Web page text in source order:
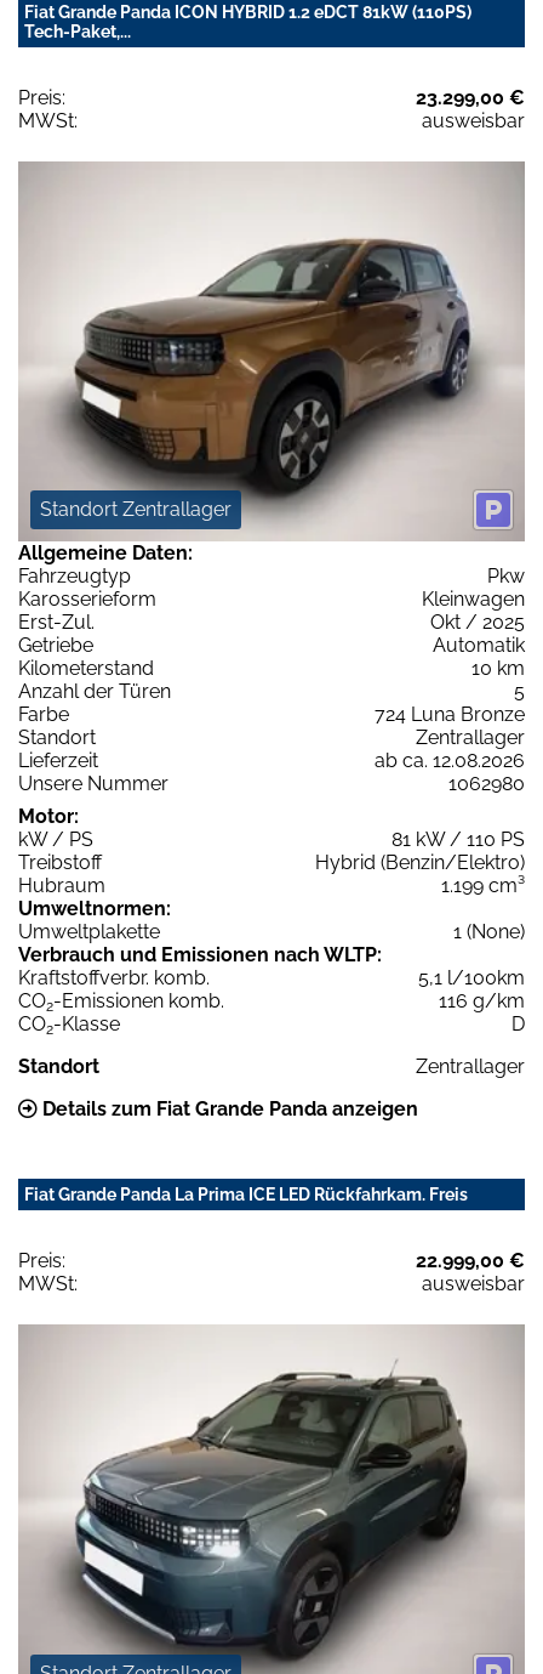
Fiat Grande Panda ICON HYBRID 1.2 eDCT 81kW (110PS)
Tech-Paket,...
Preis:
23.299,00 €
MWSt:
ausweisbar
Standort Zentrallager
Allgemeine Daten:
Fahrzeugtyp
Pkw
Karosserieform
Kleinwagen
Erst-Zul.
Okt / 2025
Getriebe
Automatik
Kilometerstand
10 km
Anzahl der Türen
5
Farbe
724 Luna Bronze
Standort
Zentrallager
Lieferzeit
ab ca. 12.08.2026
Unsere Nummer
1062980
Motor:
kW / PS
81 kW / 110 PS
Treibstoff
Hybrid (Benzin/Elektro)
Hubraum
1.199 cm³
Umweltnormen:
Umweltplakette
1 (None)
Verbrauch und Emissionen nach WLTP:
Kraftstoffverbr. komb.
5,1 l/100km
CO2-Emissionen komb.
116 g/km
CO2-Klasse
D
Standort
Zentrallager
Details zum Fiat Grande Panda anzeigen
Fiat Grande Panda La Prima ICE LED Rückfahrkam. Freis
Preis:
22.999,00 €
MWSt:
ausweisbar